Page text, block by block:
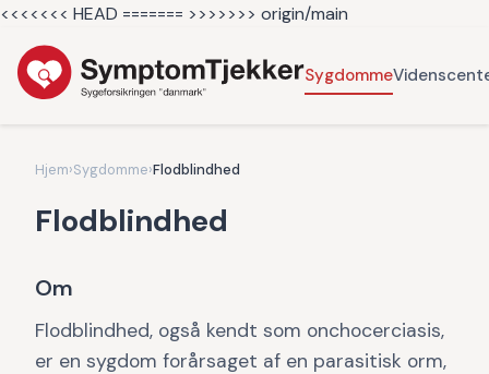
<<<<<<< HEAD ======= >>>>>>> origin/main
Sygdomme
Hjem›Sygdomme›Flodblindhed
Flodblindhed
Om
Flodblindhed, også kendt som onchocerciasis,
er en sygdom forårsaget af en parasitisk orm,